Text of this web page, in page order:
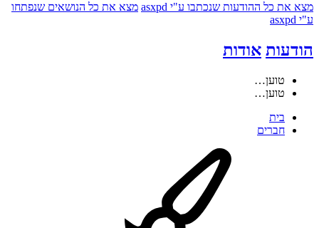
מצא את כל ההודעות שנכתבו ע"י asxpd
מצא את כל הנושאים שנפתחו
ע"י asxpd
הודעות אודות
טוען…
טוען…
בית
חברים